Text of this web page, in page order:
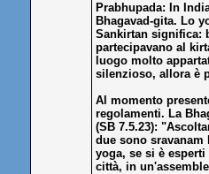
Prabhupada: In
Bhagavad-gita. Lo
Sankirtan significa:
partecipavano al
luogo molto
silenzioso, allora è
Al momento
regolamenti. La
(SB 7.5.23):
due sono
yoga, se si è
città, in